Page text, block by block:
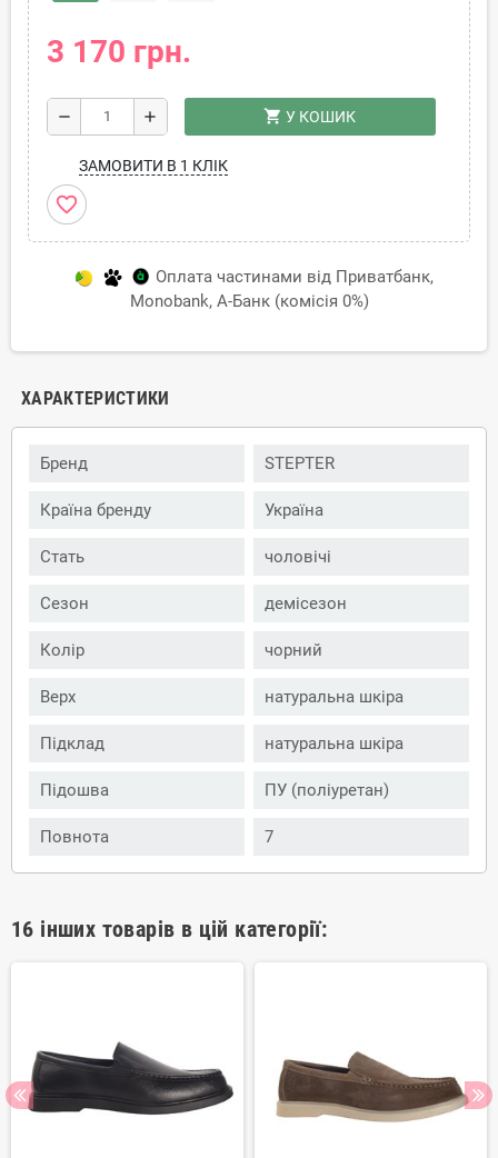
3 170 грн.
remove add shopping_cart У КОШИК
ЗАМОВИТИ В 1 КЛІК
favorite_border
Оплата частинами від Приватбанк,
Monobank, А-Банк (комісія 0%)
ХАРАКТЕРИСТИКИ
Бренд STEPTER
Країна бренду Україна
Стать чоловічі
Сезон демісезон
Колір чорний
Верх натуральна шкіра
Підклад натуральна шкіра
Підошва ПУ (поліуретан)
Повнота 7
16 інших товарів в цій категорії: